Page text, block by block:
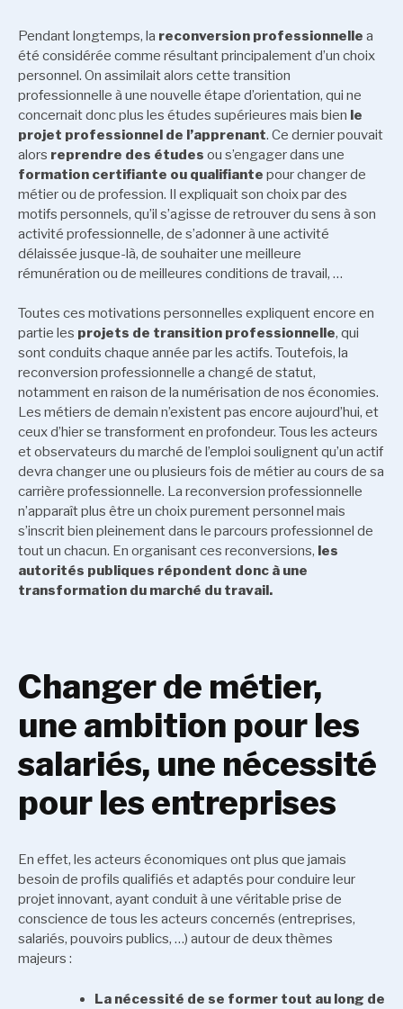
Pendant longtemps, la reconversion professionnelle a
été considérée comme résultant principalement d’un choix
personnel. On assimilait alors cette transition
professionnelle à une nouvelle étape d’orientation, qui ne
concernait donc plus les études supérieures mais bien le
projet professionnel de l’apprenant. Ce dernier pouvait
alors reprendre des études ou s’engager dans une
formation certifiante ou qualifiante pour changer de
métier ou de profession. Il expliquait son choix par des
motifs personnels, qu’il s’agisse de retrouver du sens à son
activité professionnelle, de s’adonner à une activité
délaissée jusque-là, de souhaiter une meilleure
rémunération ou de meilleures conditions de travail, …
Toutes ces motivations personnelles expliquent encore en
partie les projets de transition professionnelle, qui
sont conduits chaque année par les actifs. Toutefois, la
reconversion professionnelle a changé de statut,
notamment en raison de la numérisation de nos économies.
Les métiers de demain n’existent pas encore aujourd’hui, et
ceux d’hier se transforment en profondeur. Tous les acteurs
et observateurs du marché de l’emploi soulignent qu’un actif
devra changer une ou plusieurs fois de métier au cours de sa
carrière professionnelle. La reconversion professionnelle
n’apparaît plus être un choix purement personnel mais
s’inscrit bien pleinement dans le parcours professionnel de
tout un chacun. En organisant ces reconversions, les
autorités publiques répondent donc à une
transformation du marché du travail.
Changer de métier,
une ambition pour les
salariés, une nécessité
pour les entreprises
En effet, les acteurs économiques ont plus que jamais
besoin de profils qualifiés et adaptés pour conduire leur
projet innovant, ayant conduit à une véritable prise de
conscience de tous les acteurs concernés (entreprises,
salariés, pouvoirs publics, …) autour de deux thèmes
majeurs :
La nécessité de se former tout au long de